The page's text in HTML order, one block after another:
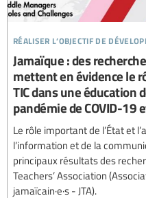
réaliser l’objectif de
Jamaïque : des
mettent en évidence le
TIC dans une éducation
pandémie de COVID-19
Le rôle important de l’État et
l’information et de la
principaux résultats des
Teachers’ Association
jamaïcain·e·s - JTA).